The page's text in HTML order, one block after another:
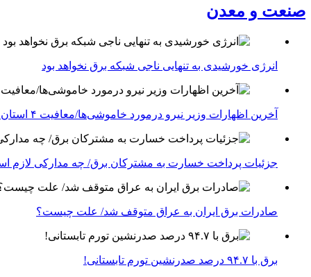
صنعت و معدن
انرژی خورشیدی به تنهایی ناجی شبکه برق نخواهد بود
آخرین اظهارات وزیر نیرو درمورد خاموشی‌ها/معافیت ۴ استان جنوبی درگیر جنگ از قطعی برق
جزئیات پرداخت خسارت به مشترکان برق/ چه مدارکی لازم
صادرات برق ایران به عراق متوقف شد/ علت چیست؟
برق با ۹۴.۷ درصد صدرنشین تورم تابستانی!